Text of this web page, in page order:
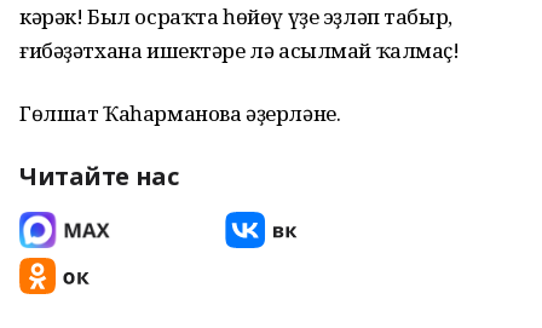
кәрәк! Был осраҡта һөйөү үҙе эҙләп табыр,
ғибәҙәтхана ишектәре лә асылмай ҡалмаҫ!
Гөлшат Ҡаһарманова әҙерләне.
Читайте нас